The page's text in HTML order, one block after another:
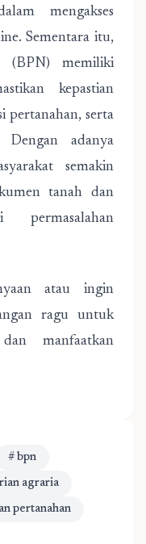
mengakses
Sementara itu,
(BPN) memiliki
kepastian
pertanahan, serta
Dengan adanya
semakin
tanah dan
atau ingin
ragu untuk
manfaatkan
# bpn
agraria
pertanahan